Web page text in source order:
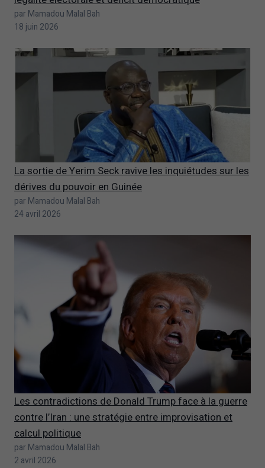
par Mamadou Malal Bah
18 juin 2026
La sortie de Yerim Seck ravive les inquiétudes sur les
dérives du pouvoir en Guinée
par Mamadou Malal Bah
24 avril 2026
Les contradictions de Donald Trump face à la guerre
contre l’Iran : une stratégie entre improvisation et
calcul politique
par Mamadou Malal Bah
2 avril 2026